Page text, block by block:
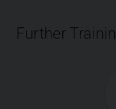
Further